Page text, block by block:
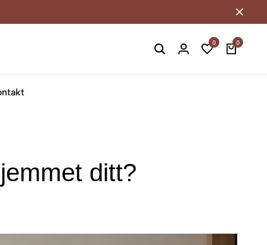
0 0
ditt?